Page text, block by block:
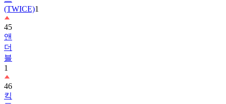
(TWICE)1
45
앤
더
블
1
46
킥